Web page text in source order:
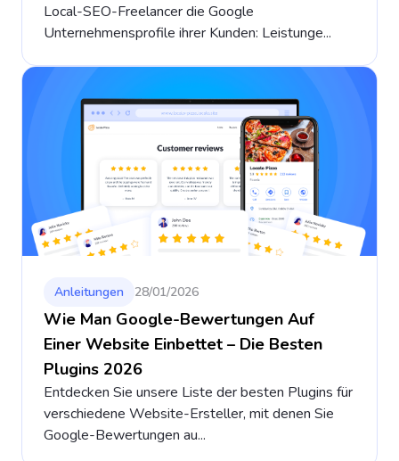
Local-SEO-Freelancer die Google
Unternehmensprofile ihrer Kunden: Leistunge...
Anleitungen 28/01/2026
Wie Man Google-Bewertungen Auf
Einer Website Einbettet – Die Besten
Plugins 2026
Entdecken Sie unsere Liste der besten Plugins für
verschiedene Website-Ersteller, mit denen Sie
Google-Bewertungen au...